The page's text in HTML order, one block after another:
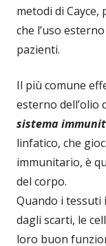
metodi di
che l’uso
pazienti.
Il più comune
esterno dell’olio
sistema
linfatico, che
immunitario, è
del corpo.
Quando i tessuti
dagli scarti, le
loro buon